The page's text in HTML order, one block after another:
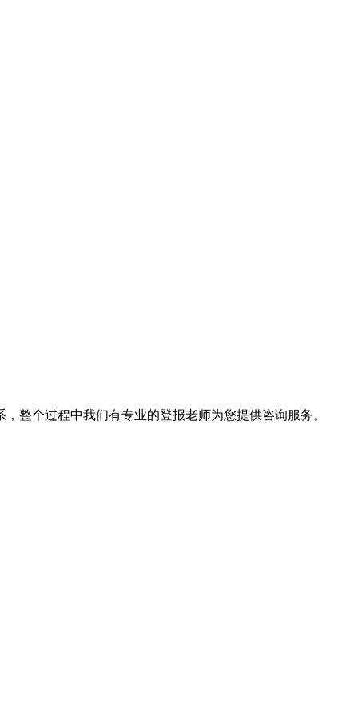
整个过程中我们有专业的登报老师为您提供咨询服务。